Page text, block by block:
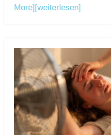
More] [weiterlesen]